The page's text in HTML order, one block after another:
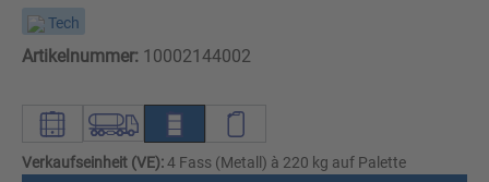
Tech
Artikelnummer: 10002144002
Verkaufseinheit (VE):4 Fass (Metall) à 220 kg auf Palette